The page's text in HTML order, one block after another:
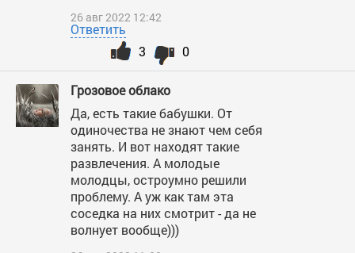
26 авг 2022 12:42
Ответить
0
3
Грозовое облако
Да, есть такие бабушки. От
одиночества не знают чем себя
занять. И вот находят такие
развлечения. А молодые
молодцы, остроумно решили
проблему. А уж как там эта
соседка на них смотрит - да не
волнует вообще)))